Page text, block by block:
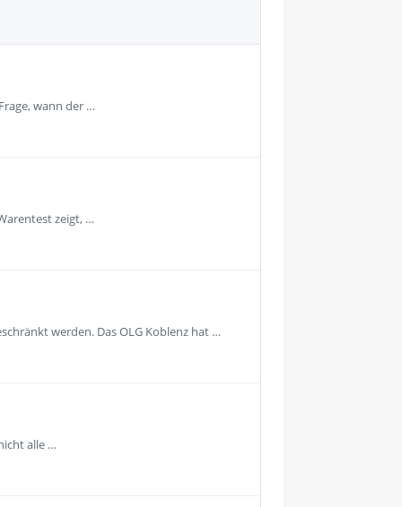
wann der …
zeigt, …
werden. Das OLG Koblenz hat …
alle …